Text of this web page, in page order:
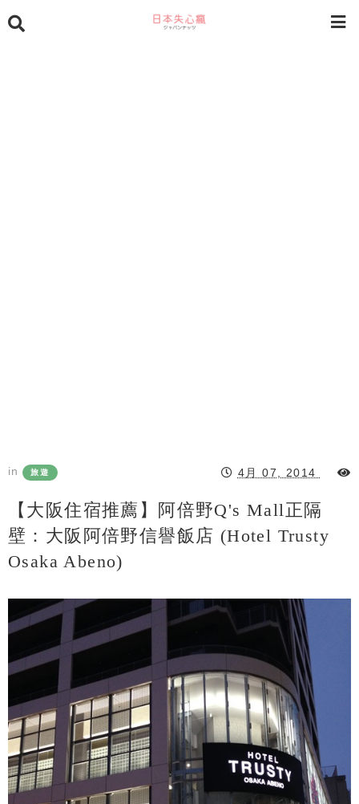
in 旅遊 4月 07, 2014
【大阪住宿推薦】阿倍野Q's Mall正隔
壁：大阪阿倍野信譽飯店 (Hotel Trusty
Osaka Abeno)